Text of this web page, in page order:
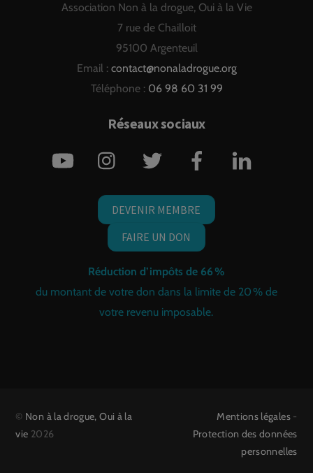
Top
Association Non à la drogue, Oui à la Vie
7 rue de Chailloit
95100 Argenteuil
Email : contact@nonaladrogue.org
Téléphone : 06 98 60 31 99
Réseaux sociaux
YouTube Instagram Twitter Facebook
DEVENIR MEMBRE
FAIRE UN DON
Réduction d’impôts de 66 %
du montant de votre don dans la limite de 20 % de
votre revenu imposable.
© Non à la drogue, Oui à la
vie 2026
Mentions légales-
Protection des données
personnelles